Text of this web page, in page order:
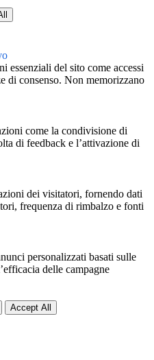
essenziali del sito come accessi
di consenso. Non memorizzano
come la condivisione di
di feedback e l’attivazione di
dei visitatori, fornendo dati
frequenza di rimbalzo e fonti
personalizzati basati sulle
delle campagne
Accept All